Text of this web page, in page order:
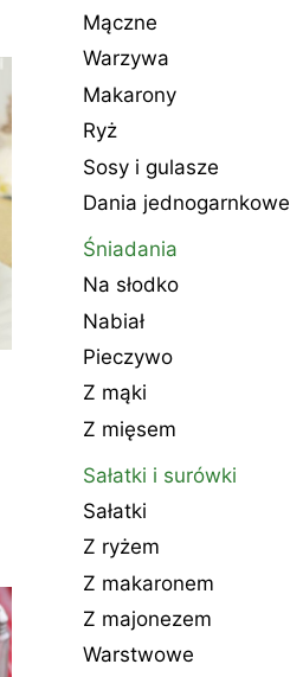
Mączne
Warzywa
Makarony
Ryż
Sosy i gulasze
Dania jednogarnkowe
Śniadania
Na słodko
Nabiał
Pieczywo
Z mąki
Z mięsem
Sałatki i surówki
Sałatki
Z ryżem
Z makaronem
Z majonezem
Warstwowe